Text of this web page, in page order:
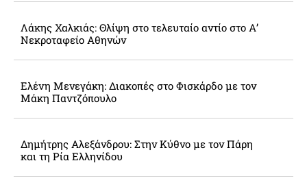
Λάκης Χαλκιάς: Θλίψη στο τελευταίο αντίο στο Α’
Νεκροταφείο Αθηνών
Ελένη Μενεγάκη: Διακοπές στο Φισκάρδο με τον
Μάκη Παντζόπουλο
Δημήτρης Αλεξάνδρου: Στην Κύθνο με τον Πάρη
και τη Ρία Ελληνίδου